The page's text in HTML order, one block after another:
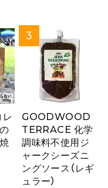
GOODWOOD
TERRACE 化学
調味料不使用ジ
ャークシーズニ
ングソース（レギ
ュラー）